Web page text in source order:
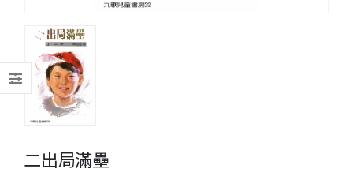
二出局滿壘